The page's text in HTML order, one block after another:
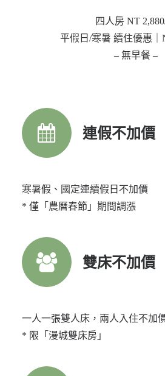
四人房 NT
平假日/寒暑 續住優惠｜
– 無早餐 –
連假不加價
寒暑假、國定連續假日不加價
* 僅「農曆春節」期間調漲
雙床不加價
一人一張雙人床，兩人入住不加
* 限「漫城雙床房」